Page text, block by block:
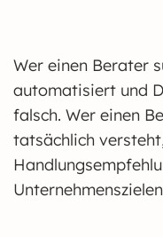
Wer einen Berater
automatisiert und
falsch. Wer einen
tatsächlich